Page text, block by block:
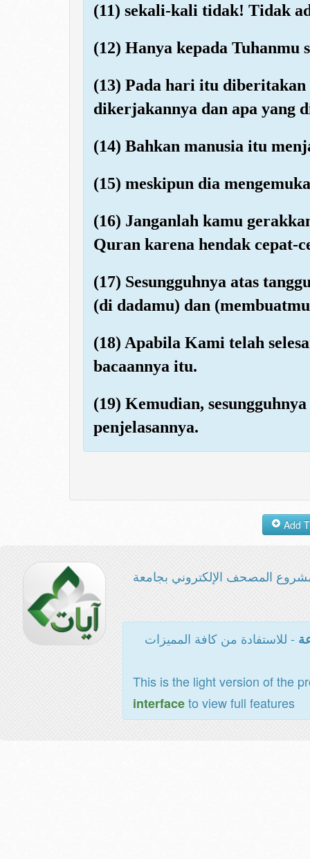
(11) sekali-kali tidak! Tidak
(12) Hanya kepada
(13) Pada hari itu diberitakan
dikerjakannya dan apa yang
(14) Bahkan manusia itu
(15) meskipun dia
(16) Janganlah kamu
Quran karena hendak cepat-
(17) Sesungguhnya atas
(di dadamu) dan
(18) Apabila Kami telah
bacaannya itu.
(19) Kemudian,
penjelasannya.
المصحف الإلكتروني بجامعة
- للاستفادة من كافة المميزات
This is the light version of the
interfaceto view full features